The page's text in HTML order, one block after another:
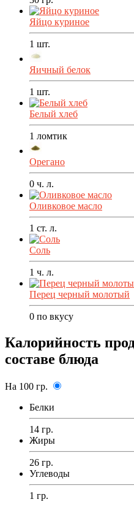
Яйцо куриное
1 шт.
Яичный белок
1 шт.
Белый хлеб
1 ломтик
Орегано
0 ч. л.
Оливковое масло
1 ст. л.
Соль
1 ч. л.
Перец черный молотый
0 по вкусу
Калорийность
составе блюда
На 100 гр.
Белки
14 гр.
Жиры
26 гр.
Углеводы
1 гр.